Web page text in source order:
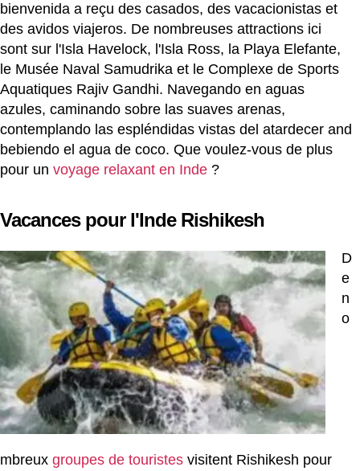
bienvenida a reçu des casados, des vacacionistas et
des avidos viajeros. De nombreuses attractions ici
sont sur l'Isla Havelock, l'Isla Ross, la Playa Elefante,
le Musée Naval Samudrika et le Complexe de Sports
Aquatiques Rajiv Gandhi. Navegando en aguas
azules, caminando sobre las suaves arenas,
contemplando las espléndidas vistas del atardecer and
bebiendo el agua de coco. Que voulez-vous de plus
pour un voyage relaxant en Inde ?
Vacances pour l'Inde Rishikesh
D
e
n
o
mbreux groupes de touristes visitent Rishikesh pour